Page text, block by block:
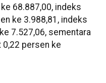
68.887,00, indeks
ke 3.988,81, indeks
7.527,06, sementara
persen ke